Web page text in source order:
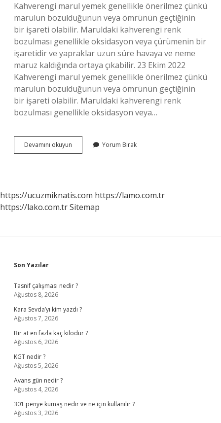
Kahverengi marul yemek genellikle önerilmez çünkü
marulun bozulduğunun veya ömrünün geçtiğinin
bir işareti olabilir. Maruldaki kahverengi renk
bozulması genellikle oksidasyon veya çürümenin bir
işaretidir ve yapraklar uzun süre havaya ve neme
maruz kaldığında ortaya çıkabilir. 23 Ekim 2022
Kahverengi marul yemek genellikle önerilmez çünkü
marulun bozulduğunun veya ömrünün geçtiğinin
bir işareti olabilir. Maruldaki kahverengi renk
bozulması genellikle oksidasyon veya…
Devamını okuyun Marulun
Bozulduğu
Yorum Bırak
https://ucuzmiknatis.com https://lamo.com.tr
https://lako.com.trSitemap
Sidebar
Son Yazılar
Tasnif çalışması nedir ?
Ağustos 8, 2026
Kara Sevda’yı kim yazdı ?
Ağustos 7, 2026
Bir at en fazla kaç kilodur ?
Ağustos 6, 2026
KGT nedir ?
Ağustos 5, 2026
Avans gün nedir ?
Ağustos 4, 2026
301 penye kumaş nedir ve ne için kullanılır ?
Ağustos 3, 2026